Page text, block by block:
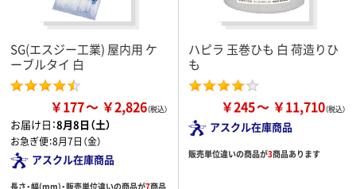
SG(エスジー工業) 屋内用 ケ
ーブルタイ 白
￥177 ￥2,826
お届け日：8月8日（土）
お急ぎ便：8月7日（金）
アスクル在庫商品
長さ・幅(mm)・販売単位違いの商品が7商品
ハピラ 玉巻ひも 白 荷造りひ
も
￥245 ￥11,710
アスクル在庫商品
販売単位違いの商品が3商品あります